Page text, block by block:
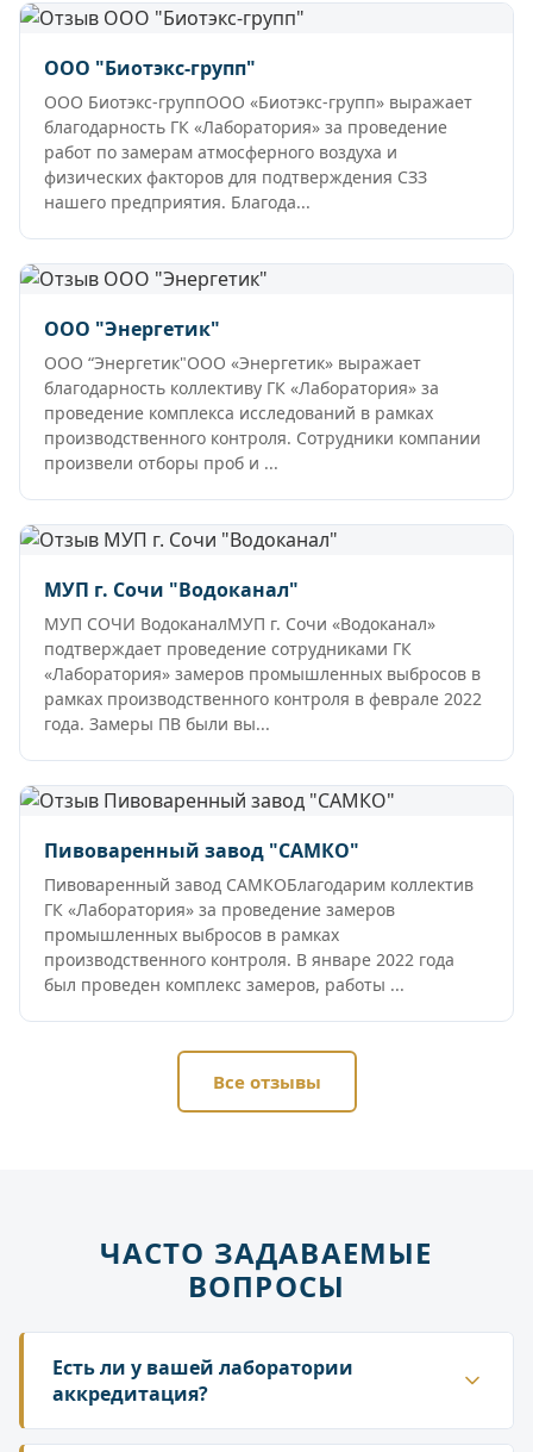
ООО "Биотэкс-групп"
ООО Биотэкс-группООО «Биотэкс-групп» выражает
благодарность ГК «Лаборатория» за проведение
работ по замерам атмосферного воздуха и
физических факторов для подтверждения СЗЗ
нашего предприятия. Благода...
ООО "Энергетик"
ООО “Энергетик"ООО «Энергетик» выражает
благодарность коллективу ГК «Лаборатория» за
проведение комплекса исследований в рамках
производственного контроля. Сотрудники компании
произвели отборы проб и ...
МУП г. Сочи "Водоканал"
МУП СОЧИ ВодоканалМУП г. Сочи «Водоканал»
подтверждает проведение сотрудниками ГК
«Лаборатория» замеров промышленных выбросов в
рамках производственного контроля в феврале 2022
года. Замеры ПВ были вы...
Пивоваренный завод "САМКО"
Пивоваренный завод САМКОБлагодарим коллектив
ГК «Лаборатория» за проведение замеров
промышленных выбросов в рамках
производственного контроля. В январе 2022 года
был проведен комплекс замеров, работы ...
Все отзывы
ЧАСТО ЗАДАВАЕМЫЕ
ВОПРОСЫ
Есть ли у вашей лаборатории
аккредитация?
Да. ГК «Лаборатория» аккредитована в